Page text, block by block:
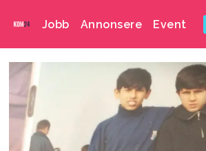
Jobb Annonsere Event